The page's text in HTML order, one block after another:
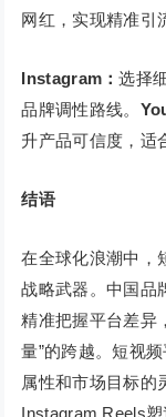
网红，实现精准引
Instagram：选择
品牌调性路线。
升产品可信度，适
结语
在全球化浪潮中，
战略武器。中国品
精准把握平台差异
量”的跨越。短视
属性和市场目标的